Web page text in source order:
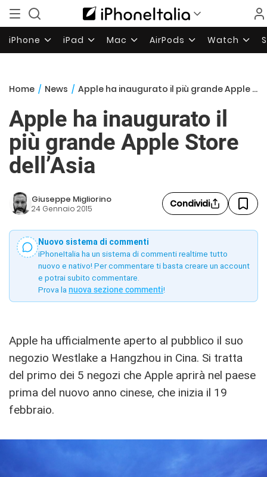
iPhone iPad Mac AirPods Watch
Home / News / Apple ha inaugurato il più grande Apple Store dell’Asia
Apple ha inaugurato il
più grande Apple Store
dell’Asia
Giuseppe Migliorino
24 Gennaio 2015 Condividi
Nuovo sistema di commenti
iPhoneItalia ha un sistema di commenti realtime tutto
nuovo e nativo! Per commentare ti basta creare un account
e potrai subito commentare.
Prova la nuova sezione commenti!
Apple ha ufficialmente aperto al pubblico il suo
negozio Westlake a Hangzhou in Cina. Si tratta
del primo dei 5 negozi che Apple aprirà nel paese
prima del nuovo anno cinese, che inizia il 19
febbraio.